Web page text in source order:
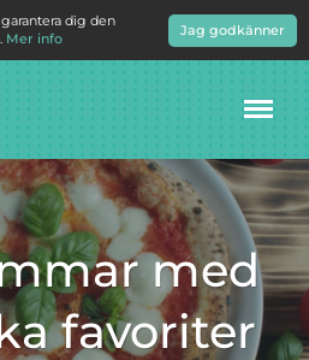
dig den
Mer info
Jag godkänner
Meny
med
favoriter